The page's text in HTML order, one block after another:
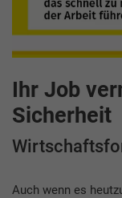
Ihr Job
Sicherheit
Auch wenn es